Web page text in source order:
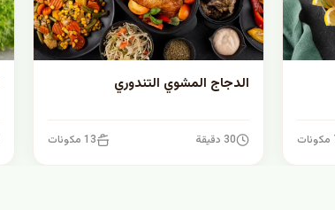
الدجاج المشوي التندوري
30 دقيقة 13 مكونات